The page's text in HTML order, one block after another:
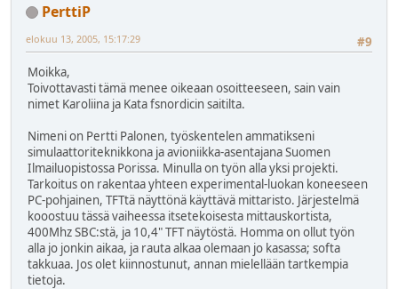
PerttiP
#9
elokuu 13, 2005, 15:17:29
Moikka,
Toivottavasti tämä menee oikeaan osoitteeseen, sain vain
nimet Karoliina ja Kata fsnordicin saitilta.
Nimeni on Pertti Palonen, työskentelen ammatikseni
simulaattoriteknikkona ja avioniikka-asentajana Suomen
Ilmailuopistossa Porissa. Minulla on työn alla yksi projekti.
Tarkoitus on rakentaa yhteen experimental-luokan koneeseen
PC-pohjainen, TFTtä näyttönä käyttävä mittaristo. Järjestelmä
kooostuu tässä vaiheessa itsetekoisesta mittauskortista,
400Mhz SBC:stä, ja 10,4" TFT näytöstä. Homma on ollut työn
alla jo jonkin aikaa, ja rauta alkaa olemaan jo kasassa; softa
takkuaa. Jos olet kiinnostunut, annan mielellään tartkempia
tietoja.